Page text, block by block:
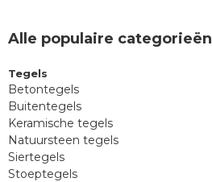
Alle populaire categorieën
Tegels
Betontegels
Buitentegels
Keramische tegels
Natuursteen tegels
Siertegels
Stoeptegels